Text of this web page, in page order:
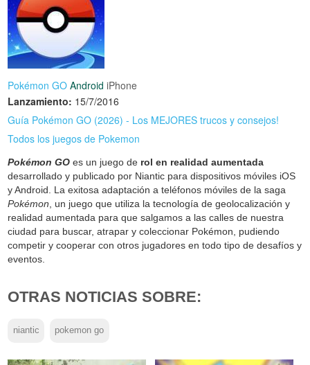
Pokémon GO Android iPhone
Lanzamiento: 15/7/2016
Guía Pokémon GO (2026) - Los MEJORES trucos y consejos!
Todos los juegos de Pokemon
Pokémon GO es un juego de rol en realidad aumentada
desarrollado y publicado por Niantic para dispositivos móviles iOS
y Android. La exitosa adaptación a teléfonos móviles de la saga
Pokémon, un juego que utiliza la tecnología de geolocalización y
realidad aumentada para que salgamos a las calles de nuestra
ciudad para buscar, atrapar y coleccionar Pokémon, pudiendo
competir y cooperar con otros jugadores en todo tipo de desafíos y
eventos.
OTRAS NOTICIAS SOBRE:
niantic pokemon go